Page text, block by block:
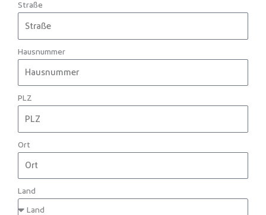
Straße
Hausnummer
PLZ
Ort
Land